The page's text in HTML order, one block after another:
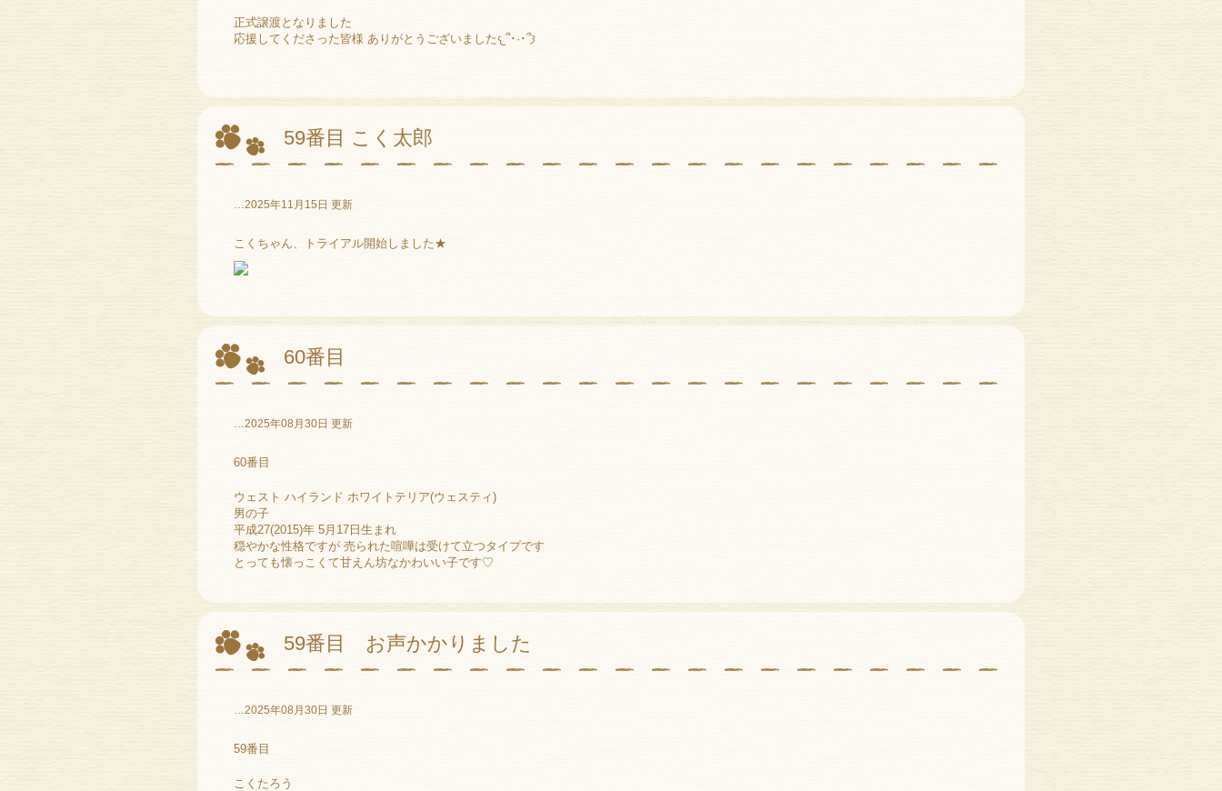
正式譲渡となりました
応援してくださった皆様 ありがとうございました𐔌՞･·･՞𐦯
59番目 こく太郎
…2025年11月15日 更新
こくちゃん、トライアル開始しました★
60番目
…2025年08月30日 更新
60番目
ウェスト ハイランド ホワイトテリア(ウェスティ)
男の子
平成27(2015)年 5月17日生まれ
穏やかな性格ですが 売られた喧嘩は受けて立つタイプです
とっても懐っこくて甘えん坊なかわいい子です♡
59番目 お声かかりました
…2025年08月30日 更新
59番目
こくたろう